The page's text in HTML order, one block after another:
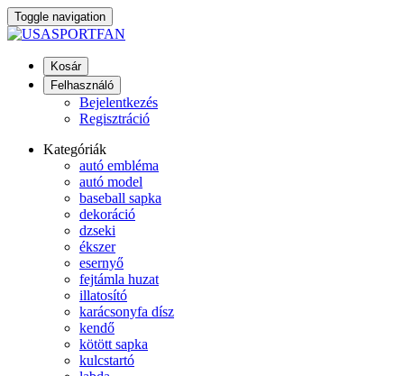
Toggle navigation
Kosár
Felhasználó
Bejelentkezés
Regisztráció
Kategóriák
autó embléma
autó model
baseball sapka
dekoráció
dzseki
ékszer
esernyő
fejtámla huzat
illatosító
karácsonyfa dísz
kendő
kötött sapka
kulcstartó